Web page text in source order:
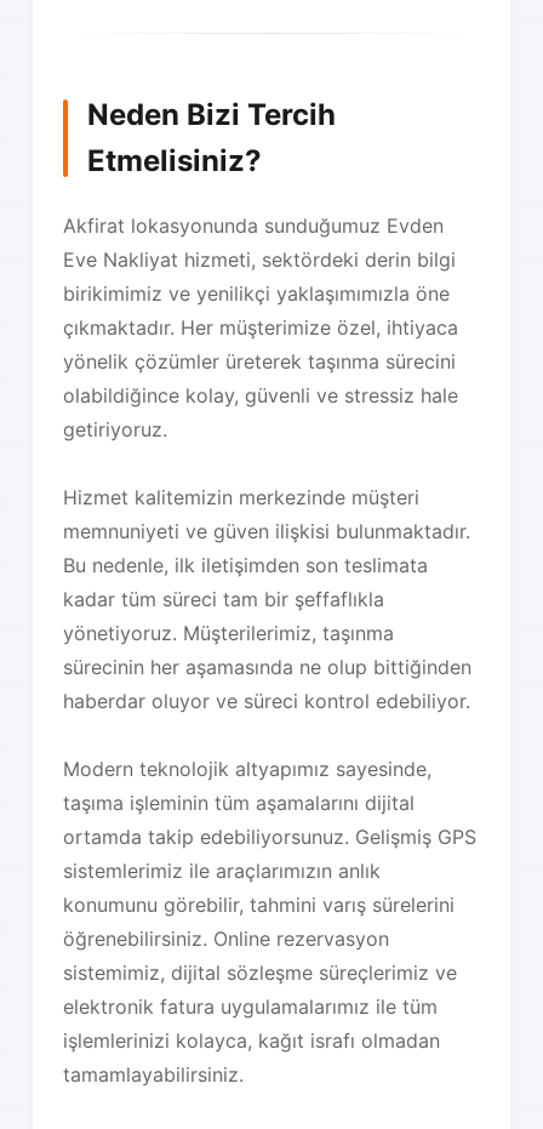
Neden Bizi Tercih
Etmelisiniz?
Akfirat lokasyonunda sunduğumuz Evden
Eve Nakliyat hizmeti, sektördeki derin bilgi
birikimimiz ve yenilikçi yaklaşımımızla öne
çıkmaktadır. Her müşterimize özel, ihtiyaca
yönelik çözümler üreterek taşınma sürecini
olabildiğince kolay, güvenli ve stressiz hale
getiriyoruz.
Hizmet kalitemizin merkezinde müşteri
memnuniyeti ve güven ilişkisi bulunmaktadır.
Bu nedenle, ilk iletişimden son teslimata
kadar tüm süreci tam bir şeffaflıkla
yönetiyoruz. Müşterilerimiz, taşınma
sürecinin her aşamasında ne olup bittiğinden
haberdar oluyor ve süreci kontrol edebiliyor.
Modern teknolojik altyapımız sayesinde,
taşıma işleminin tüm aşamalarını dijital
ortamda takip edebiliyorsunuz. Gelişmiş GPS
sistemlerimiz ile araçlarımızın anlık
konumunu görebilir, tahmini varış sürelerini
öğrenebilirsiniz. Online rezervasyon
sistemimiz, dijital sözleşme süreçlerimiz ve
elektronik fatura uygulamalarımız ile tüm
işlemlerinizi kolayca, kağıt israfı olmadan
tamamlayabilirsiniz.